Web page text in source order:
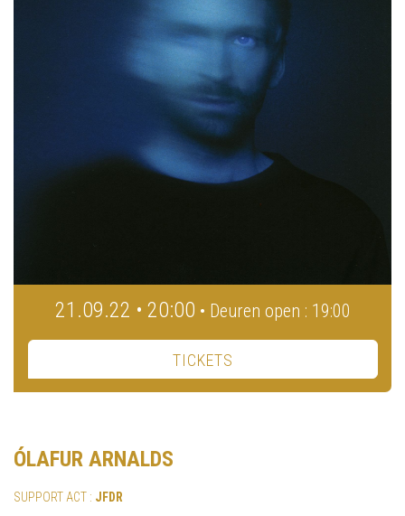
21.09.22 • 20:00 • Deuren open : 19:00
TICKETS
ÓLAFUR ARNALDS
SUPPORT ACT : JFDR